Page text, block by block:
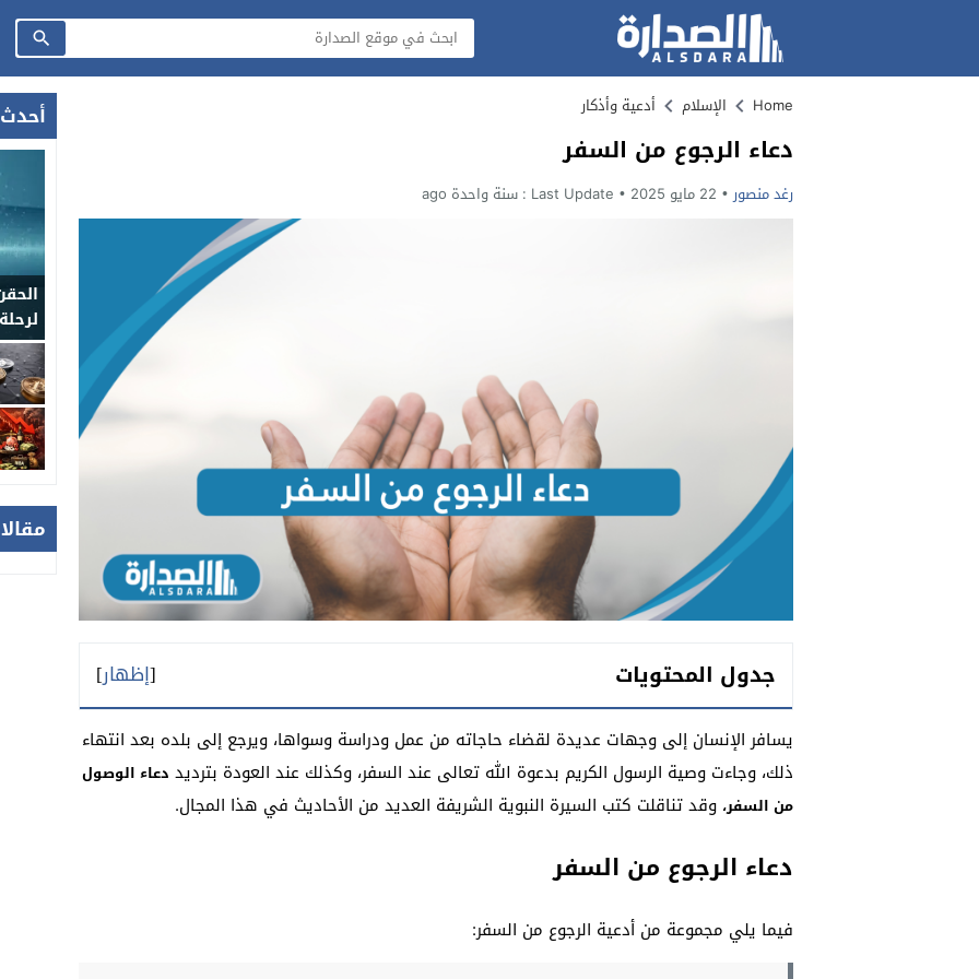
Home الإسلام أدعية وأذكار
دعاء الرجوع من السفر
رغد منصور 22 مايو 2025 Last Update : سنة واحدة ago
جدول المحتويات [إظهار]
يسافر الإنسان إلى وجهات عديدة لقضاء حاجاته من عمل ودراسة وسواها، ويرجع إلى بلده بعد انتهاء
ذلك، وجاءت وصية الرسول الكريم بدعوة الله تعالى عند السفر، وكذلك عند العودة بترديد دعاء الوصول
من السفر، وقد تناقلت كتب السيرة النبوية الشريفة العديد من الأحاديث في هذا المجال.
دعاء الرجوع من السفر
فيما يلي مجموعة من أدعية الرجوع من السفر: